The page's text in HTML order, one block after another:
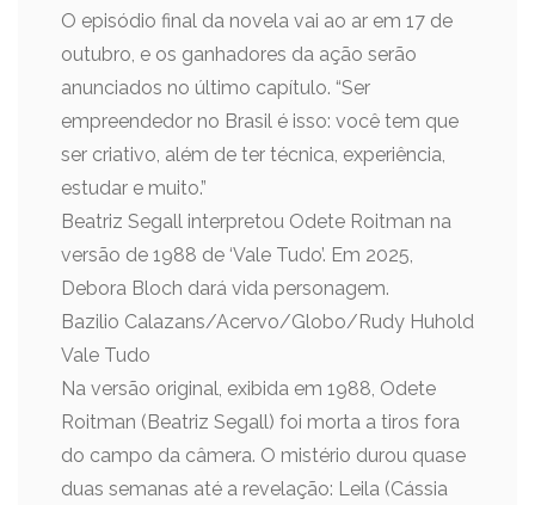
O episódio final da novela vai ao ar em 17 de
outubro, e os ganhadores da ação serão
anunciados no último capítulo. “Ser
empreendedor no Brasil é isso: você tem que
ser criativo, além de ter técnica, experiência,
estudar e muito.”
Beatriz Segall interpretou Odete Roitman na
versão de 1988 de ‘Vale Tudo’. Em 2025,
Debora Bloch dará vida personagem.
Bazilio Calazans/Acervo/Globo/Rudy Huhold
Vale Tudo
Na versão original, exibida em 1988, Odete
Roitman (Beatriz Segall) foi morta a tiros fora
do campo da câmera. O mistério durou quase
duas semanas até a revelação: Leila (Cássia